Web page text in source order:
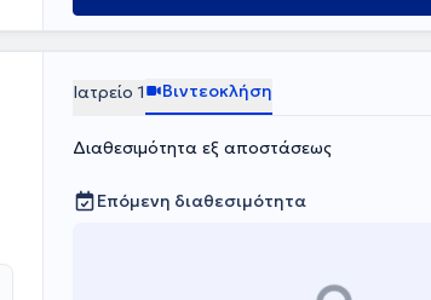
Ιατρείο 1 Βιντεοκλήση
Διαθεσιμότητα εξ αποστάσεως
Επόμενη διαθεσιμότητα